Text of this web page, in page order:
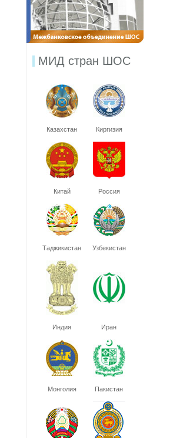
МИД стран ШОС
Казахстан Киргизия
Китай Россия
Таджикистан Узбекистан
Индия Иран
Монголия Пакистан